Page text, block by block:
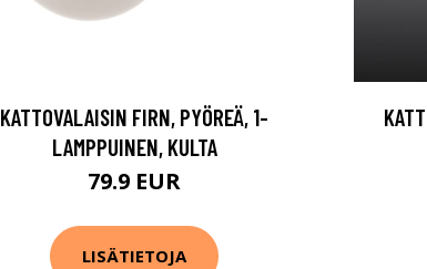
KATTOVALAISIN FIRN, PYÖREÄ, 1-
LAMPPUINEN, KULTA
79.9 EUR
LISÄTIETOJA